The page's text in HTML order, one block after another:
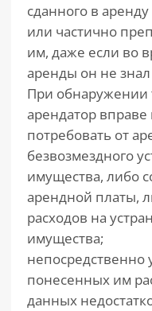
сданного в
или частично
им, даже если во
аренды он не знал
При обнаружении
арендатор
потребовать от
безвозмездного
имущества, либо
арендной платы,
расходов на
имущества;
непосредственно
понесенных им
данных